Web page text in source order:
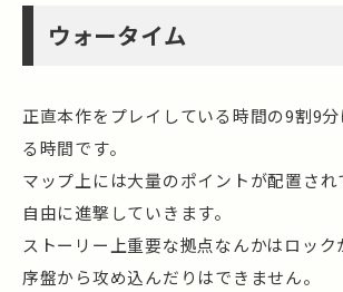
ウォータイム
正直本作をプレイしている時間の9割9
る時間です。
マップ上には大量のポイントが配置され
自由に進撃していきます。
ストーリー上重要な拠点なんかはロック
序盤から攻め込んだりはできません。